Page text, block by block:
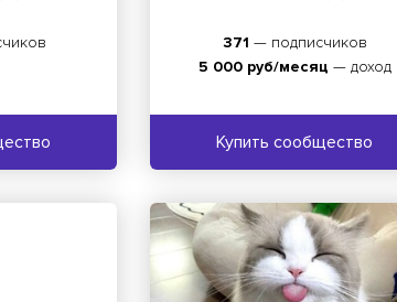
371 — подписчиков
5 000 руб/месяц — доход
Купить сообщество